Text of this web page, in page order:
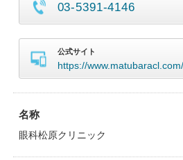
03-5391-4146
公式サイト
https://www.matubaracl.com/
名称
眼科松原クリニック